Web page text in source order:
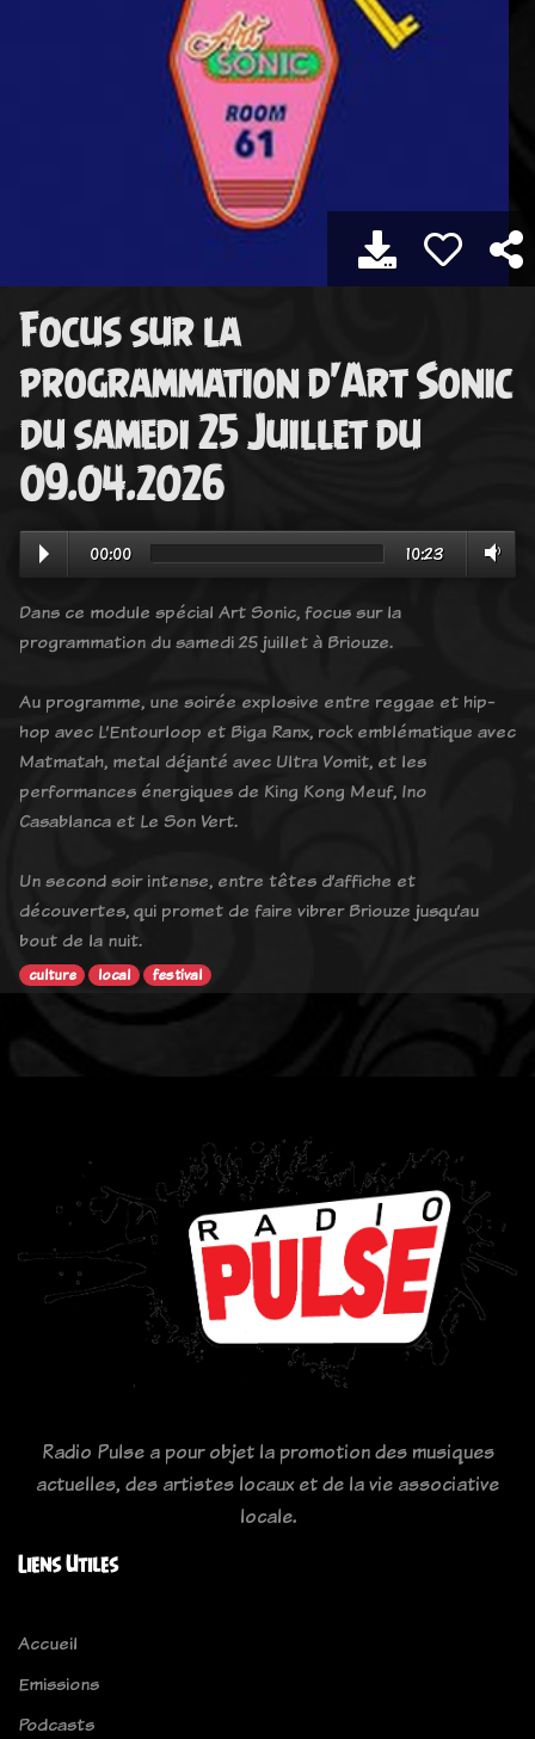
Focus sur la
programmation d'Art Sonic
du samedi 25 Juillet du
09.04.2026
00:00 10:23
Dans ce module spécial Art Sonic, focus sur la
programmation du samedi 25 juillet à Briouze.
Au programme, une soirée explosive entre reggae et hip-
hop avec L’Entourloop et Biga Ranx, rock emblématique avec
Matmatah, metal déjanté avec Ultra Vomit, et les
performances énergiques de King Kong Meuf, Ino
Casablanca et Le Son Vert.
Un second soir intense, entre têtes d’affiche et
découvertes, qui promet de faire vibrer Briouze jusqu’au
bout de la nuit.
culture local festival
Radio Pulse a pour objet la promotion des musiques
actuelles, des artistes locaux et de la vie associative
locale.
Liens Utiles
Accueil
Emissions
Podcasts